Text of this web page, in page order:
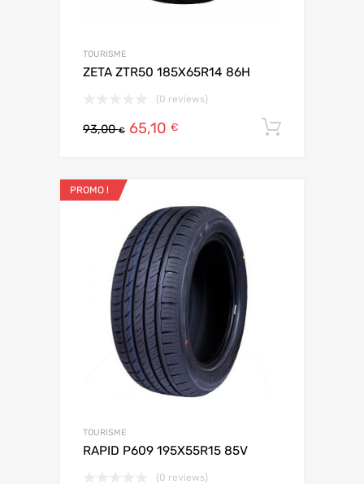
TOURISME
ZETA ZTR50 185X65R14 86H
(0 reviews)
93,00€ 65,10 €
PROMO !
TOURISME
RAPID P609 195X55R15 85V
(0 reviews)